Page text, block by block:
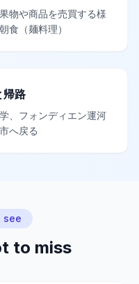
物や商品を売買する様
食（麺料理）
帰路
、フォンディエン運河
へ戻る
see
to miss